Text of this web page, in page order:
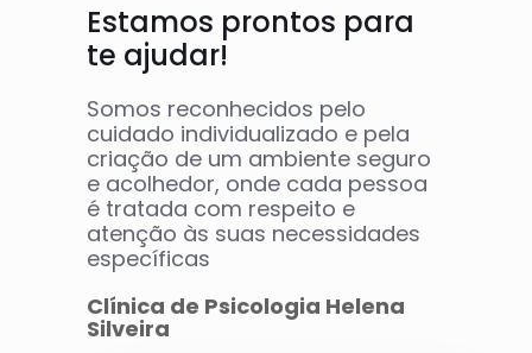
Estamos prontos para
te ajudar!
Somos reconhecidos pelo
cuidado individualizado e pela
criação de um ambiente seguro
e acolhedor, onde cada pessoa
é tratada com respeito e
atenção às suas necessidades
específicas
Clínica de Psicologia Helena
Silveira